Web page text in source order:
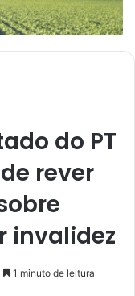
do PT
rever
invalidez
1 minuto de leitura